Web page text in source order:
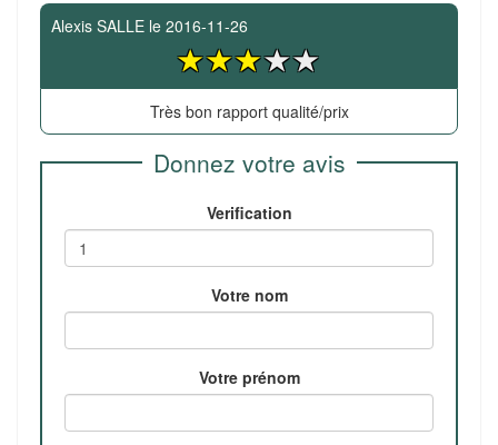
Alexis SALLE le 2016-11-26
Très bon rapport qualité/prix
Donnez votre avis
Verification
Votre nom
Votre prénom